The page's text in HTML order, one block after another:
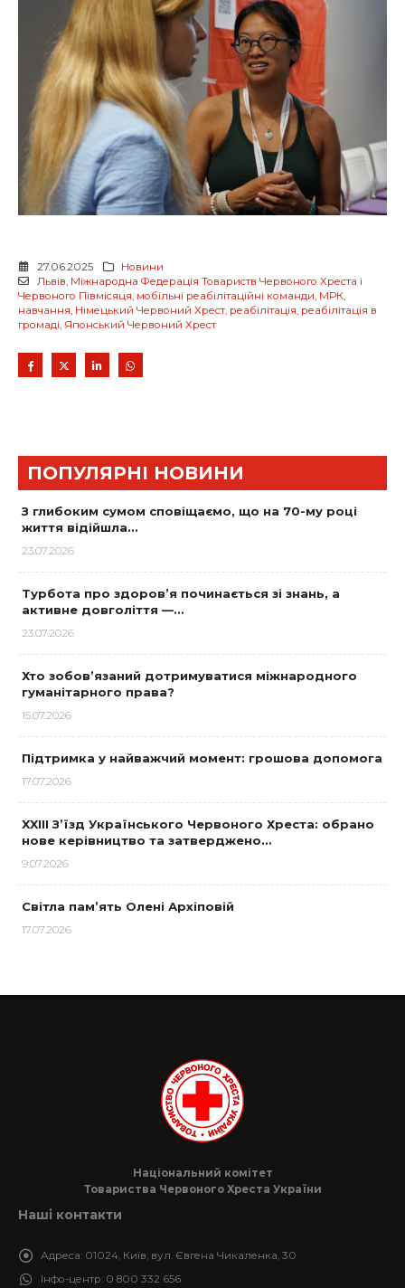
27.06.2025
Новини
Львів Міжнародна Федерація Товариств Червоного Хреста і
Червоного Півмісяця мобільні реабілітаційні команди МРК
навчання Німецький Червоний Хрест, реабілітація реабілітація в
громаді Японський Червоний Хрест
ПОПУЛЯРНІ НОВИНИ
З глибоким сумом сповіщаємо, що на 70-му році
життя відійшла…
23.07.2026
Турбота про здоров’я починається зі знань, а
активне довголіття —…
23.07.2026
Хто зобов’язаний дотримуватися міжнародного
гуманітарного права?
15.07.2026
Підтримка у найважчий момент: грошова допомога
17.07.2026
XXIII З’їзд Українського Червоного Хреста: обрано
нове керівництво та затверджено…
9.07.2026
Світла пам’ять Олені Архіповій
17.07.2026
Національний комітет
Товариства Червоного Хреста України
Наші контакти
Адреса: 01024, Київ, вул. Євгена Чикаленка, 30
Інфо-центр: 0 800 332 656